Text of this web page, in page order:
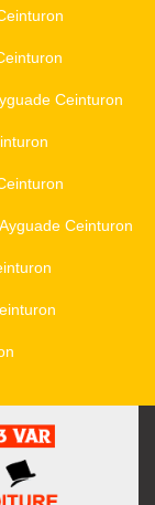
Ceinturon
Ceinturon